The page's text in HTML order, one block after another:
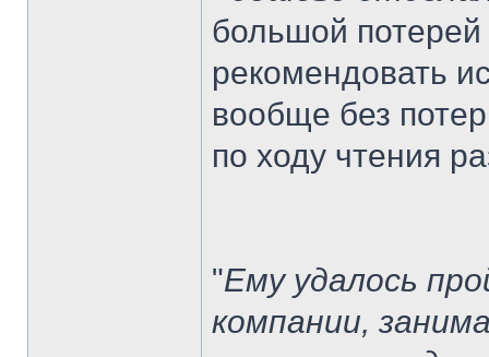
большой
рекомендовать
вообще без
по ходу чтения
"Ему удалось
компании,